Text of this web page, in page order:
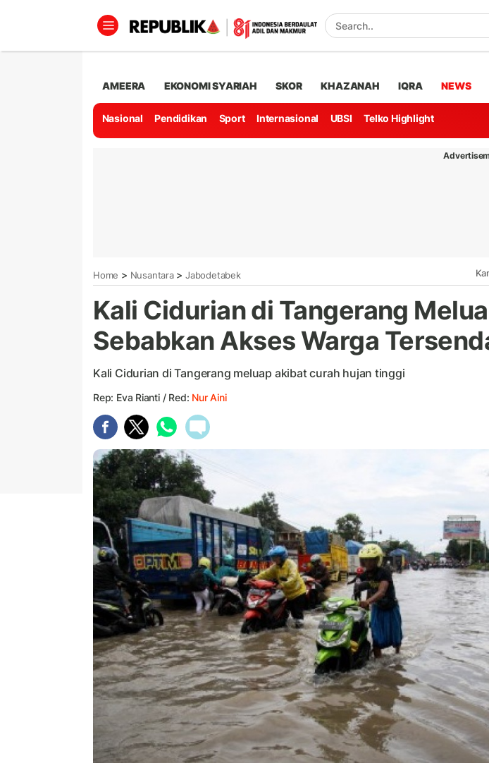
AMEERA EKONOMI SYARIAH SKOR KHAZANAH IQRA NEWS
Nasional Pendidikan Sport Internasional UBSI Telko Highlight
Home > Nusantara> Jabodetabek
Kali Cidurian di Tangerang
Sebabkan Akses Warga
Kali Cidurian di Tangerang meluap akibat curah hujan tinggi
Rep: Eva Rianti / Red: Nur Aini